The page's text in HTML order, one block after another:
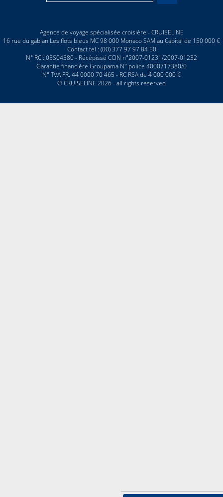
Agence de voyage spécialisée croisière - CRUISELINE
16 rue du gabian Les flots bleus MC 98 000 Monaco SAM au Capital de 150 000 €
Contact tel : (00) 377 97 97 84 50
N° RCI: 05S04380 - Récépissé CCIN n°2007-01231/2007-01232
Garantie financière Groupama N° police 4000717380/0
N° TVA FR. 44 0000 70 465 - RC RSA de 4 000 000 €
© CRUISELINE 2026 - all rights reserved